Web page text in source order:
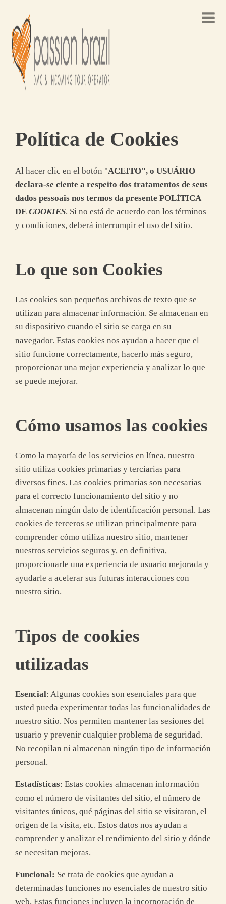
Política de Cookies
Al hacer clic en el botón "ACEITO", o USUÁRIO
declara-se ciente a respeito dos tratamentos de seus
dados pessoais nos termos da presente POLÍTICA
DE COOKIES. Si no está de acuerdo con los términos
y condiciones, deberá interrumpir el uso del sitio.
Lo que son Cookies
Las cookies son pequeños archivos de texto que se
utilizan para almacenar información. Se almacenan en
su dispositivo cuando el sitio se carga en su
navegador. Estas cookies nos ayudan a hacer que el
sitio funcione correctamente, hacerlo más seguro,
proporcionar una mejor experiencia y analizar lo que
se puede mejorar.
Cómo usamos las cookies
Como la mayoría de los servicios en línea, nuestro
sitio utiliza cookies primarias y terciarias para
diversos fines. Las cookies primarias son necesarias
para el correcto funcionamiento del sitio y no
almacenan ningún dato de identificación personal. Las
cookies de terceros se utilizan principalmente para
comprender cómo utiliza nuestro sitio, mantener
nuestros servicios seguros y, en definitiva,
proporcionarle una experiencia de usuario mejorada y
ayudarle a acelerar sus futuras interacciones con
nuestro sitio.
Tipos de cookies
utilizadas
Esencial: Algunas cookies son esenciales para que
usted pueda experimentar todas las funcionalidades de
nuestro sitio. Nos permiten mantener las sesiones del
usuario y prevenir cualquier problema de seguridad.
No recopilan ni almacenan ningún tipo de información
personal.
Estadísticas: Estas cookies almacenan información
como el número de visitantes del sitio, el número de
visitantes únicos, qué páginas del sitio se visitaron, el
origen de la visita, etc. Estos datos nos ayudan a
comprender y analizar el rendimiento del sitio y dónde
se necesitan mejoras.
Funcional: Se trata de cookies que ayudan a
determinadas funciones no esenciales de nuestro sitio
web. Estas funciones incluyen la incorporación de